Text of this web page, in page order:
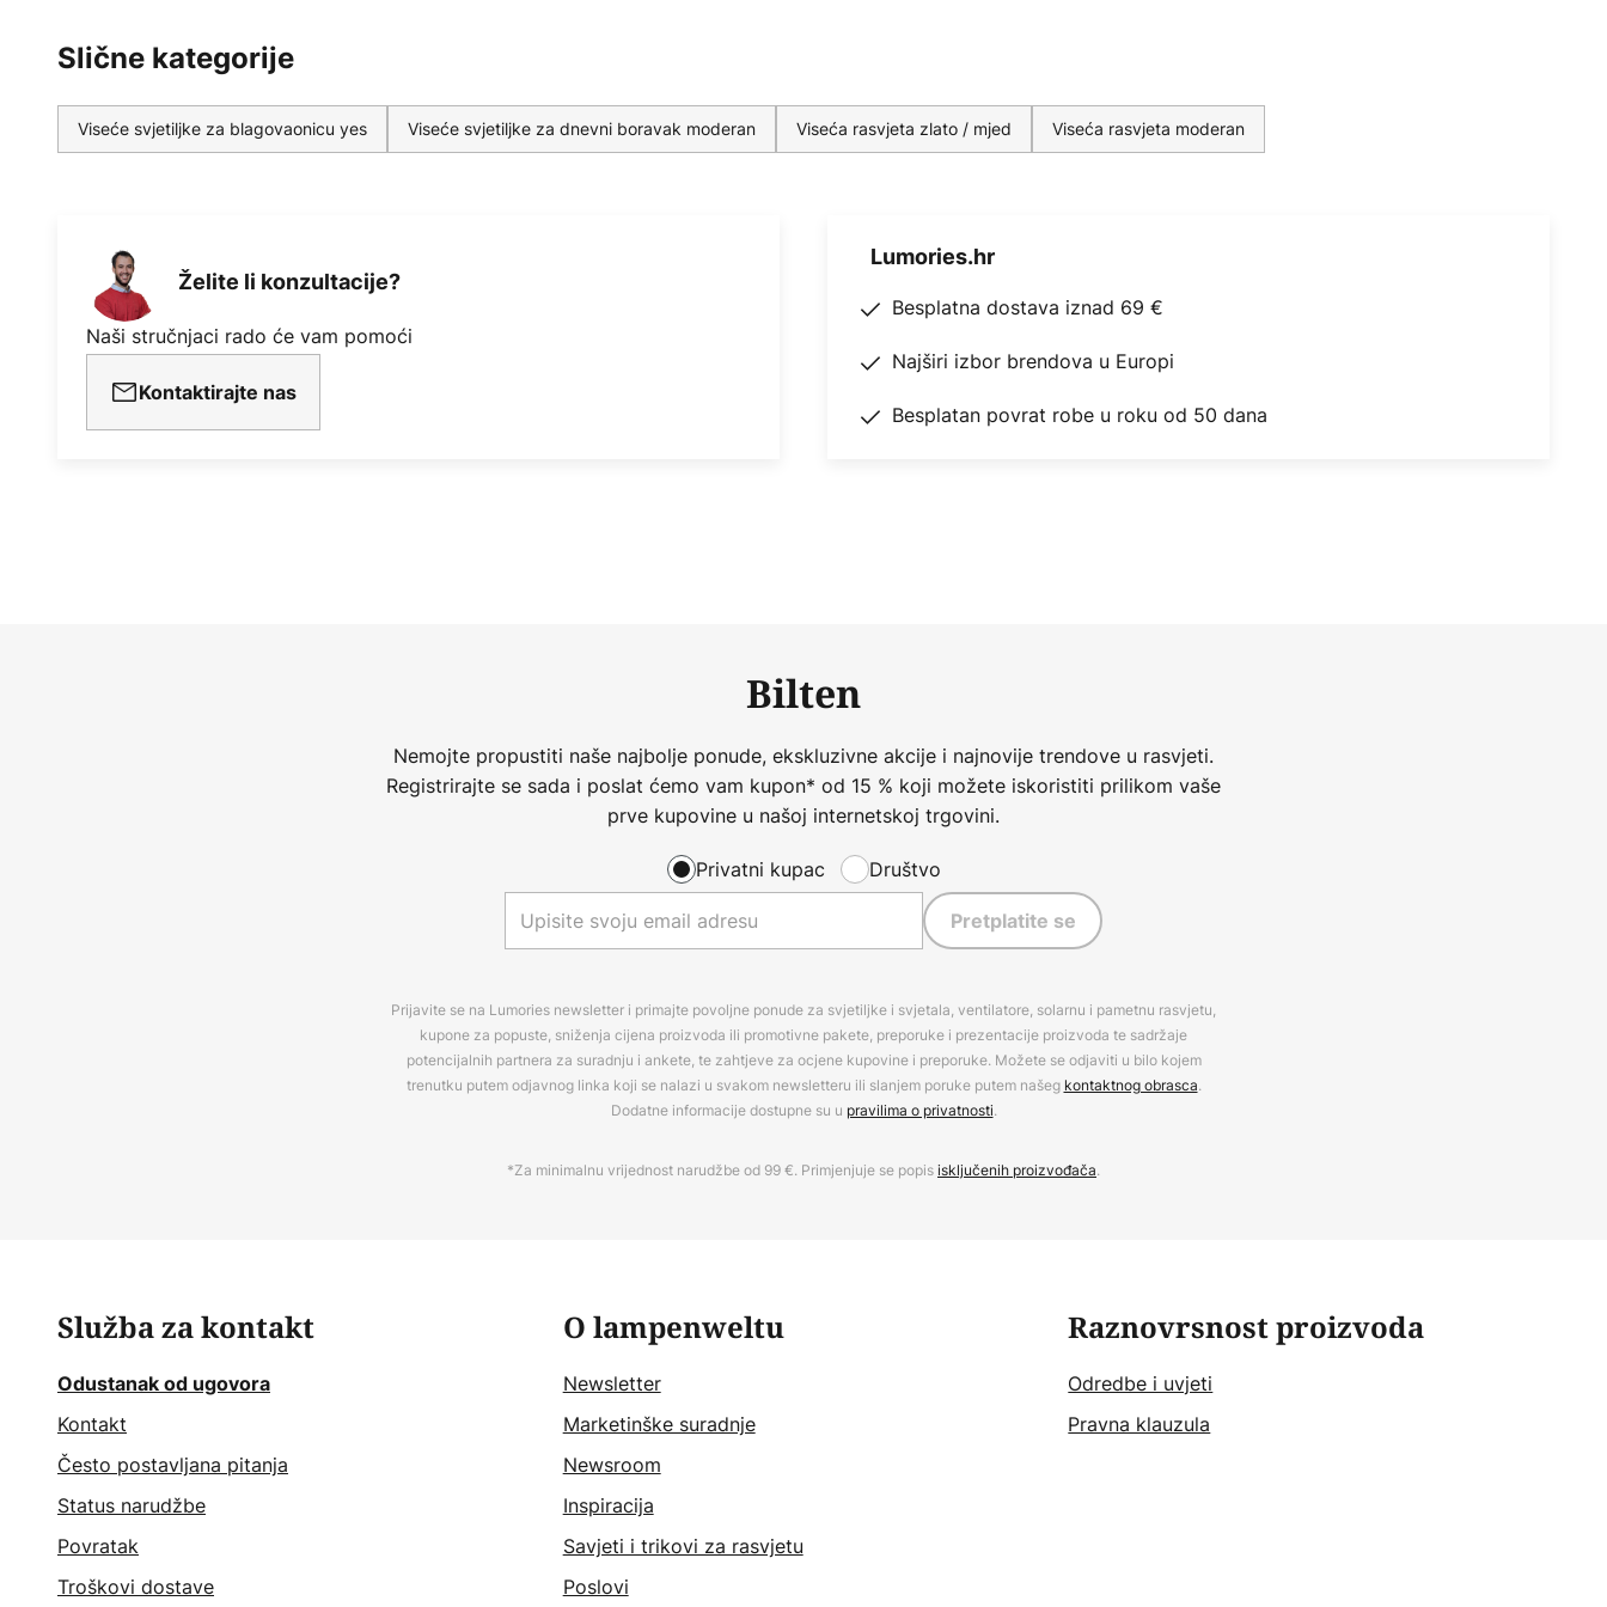
Slične kategorije
Viseće svjetiljke za blagovaonicu yes Viseće svjetiljke za dnevni boravak moderan Viseća rasvjeta zlato / mjed Viseća rasvjeta moderan
Želite li konzultacije?
Naši stručnjaci rado će vam pomoći
Kontaktirajte nas
Lumories.hr
Besplatna dostava iznad 69 €
Najširi izbor brendova u Europi
Besplatan povrat robe u roku od 50 dana
Bilten
Nemojte propustiti naše najbolje ponude, ekskluzivne akcije i najnovije trendove u rasvjeti.
Registrirajte se sada i poslat ćemo vam kupon* od 15 % koji možete iskoristiti prilikom vaše
prve kupovine u našoj internetskoj trgovini.
Privatni kupac Društvo
Pretplatite se
Prijavite se na Lumories newsletter i primajte povoljne ponude za svjetiljke i svjetala, ventilatore, solarnu i pametnu rasvjetu,
kupone za popuste, sniženja cijena proizvoda ili promotivne pakete, preporuke i prezentacije proizvoda te sadržaje
potencijalnih partnera za suradnju i ankete, te zahtjeve za ocjene kupovine i preporuke. Možete se odjaviti u bilo kojem
trenutku putem odjavnog linka koji se nalazi u svakom newsletteru ili slanjem poruke putem našeg kontaktnog obrasca.
Dodatne informacije dostupne su u pravilima o privatnosti.
*Za minimalnu vrijednost narudžbe od 99 €. Primjenjuje se popisisključenih proizvođača.
Služba za kontakt
Odustanak od ugovora
Kontakt
Često postavljana pitanja
Status narudžbe
Povratak
Troškovi dostave
O lampenweltu
Newsletter
Marketinške suradnje
Newsroom
Inspiracija
Savjeti i trikovi za rasvjetu
Poslovi
Raznovrsnost proizvoda
Odredbe i uvjeti
Pravna klauzula